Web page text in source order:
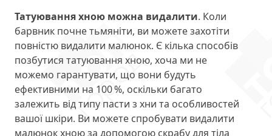
Татуювання хною можна видалити. Коли
барвник почне тьмяніти, ви можете захотіти
повністю видалити малюнок. Є кілька способів
позбутися татуювання хною, хоча ми не
можемо гарантувати, що вони будуть
ефективними на 100 %, оскільки багато
залежить від типу пасти з хни та особливостей
вашої шкіри. Ви можете спробувати видалити
малюнок хною за допомогою скрабу для тіла